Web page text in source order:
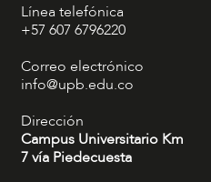
Línea telefónica
+57 607 6796220
Correo electrónico
info@upb.edu.co
Dirección
Campus Universitario Km
7 vía Piedecuesta